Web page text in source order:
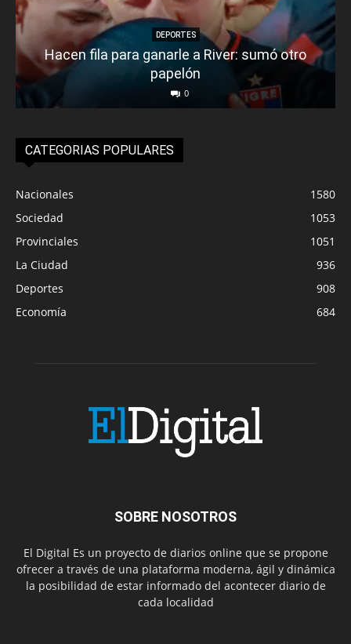
DEPORTES
Hacen fila para ganarle a River: sumó otro
papelón
0
CATEGORIAS POPULARES
Nacionales
1580
Sociedad
1053
Provinciales
1051
La Ciudad
936
Deportes
908
Economía
684
SOBRE NOSOTROS
El Digital Es un proyecto de diarios online que se propone
ofrecer a través de una plataforma moderna, ágil y dinámica
la posibilidad de estar informado del acontecer diario de
cada localidad